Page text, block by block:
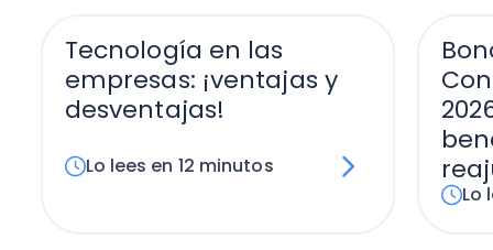
Tecnología en las
empresas: ¡ventajas y
desventajas!
Lo lees en 12 minutos
Lo